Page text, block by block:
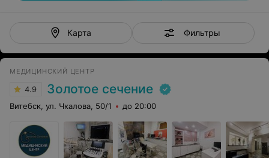
Карта Фильтры
МЕДИЦИНСКИЙ ЦЕНТР
4.9 Золотое сечение
Витебск, ул. Чкалова, 50/1 до 20:00